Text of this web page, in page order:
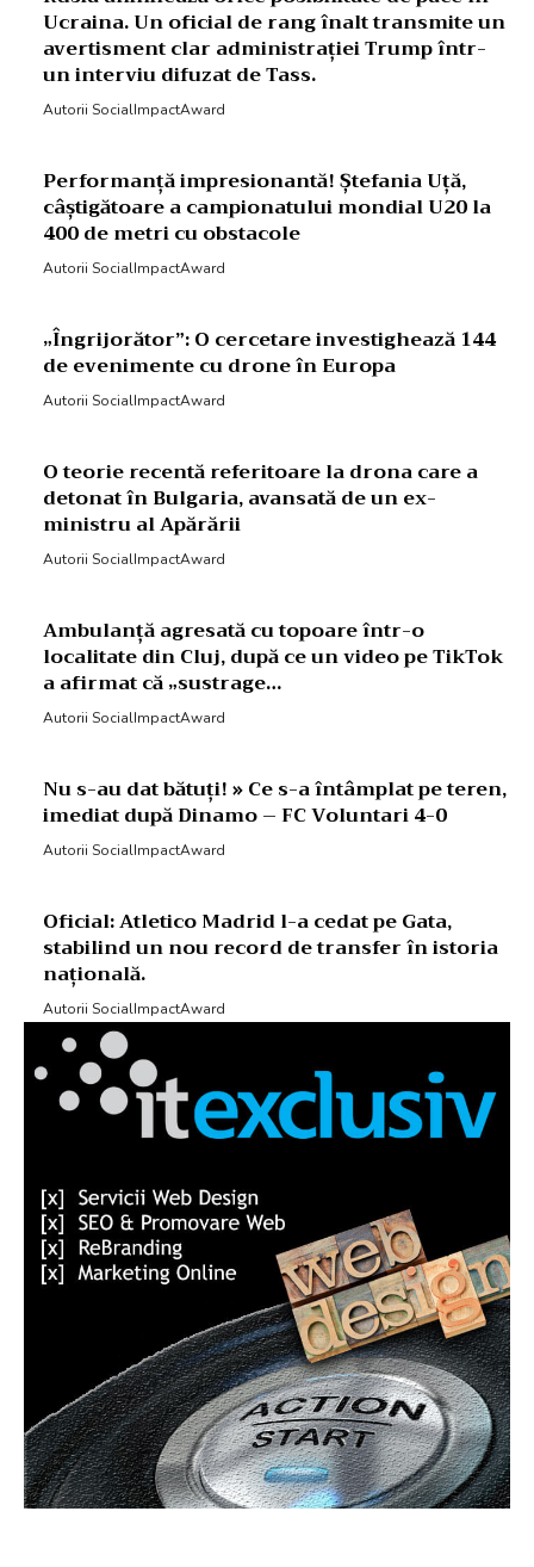
Ucraina. Un oficial de rang înalt transmite un
avertisment clar administrației Trump într-
un interviu difuzat de Tass.
Autorii SocialImpactAward
Performanță impresionantă! Ștefania Uță,
câștigătoare a campionatului mondial U20 la
400 de metri cu obstacole
Autorii SocialImpactAward
„Îngrijorător”: O cercetare investighează 144
de evenimente cu drone în Europa
Autorii SocialImpactAward
O teorie recentă referitoare la drona care a
detonat în Bulgaria, avansată de un ex-
ministru al Apărării
Autorii SocialImpactAward
Ambulanță agresată cu topoare într-o
localitate din Cluj, după ce un video pe TikTok
a afirmat că „sustrage…
Autorii SocialImpactAward
Nu s-au dat bătuți! » Ce s-a întâmplat pe teren,
imediat după Dinamo – FC Voluntari 4-0
Autorii SocialImpactAward
Oficial: Atletico Madrid l-a cedat pe Gata,
stabilind un nou record de transfer în istoria
națională.
Autorii SocialImpactAward